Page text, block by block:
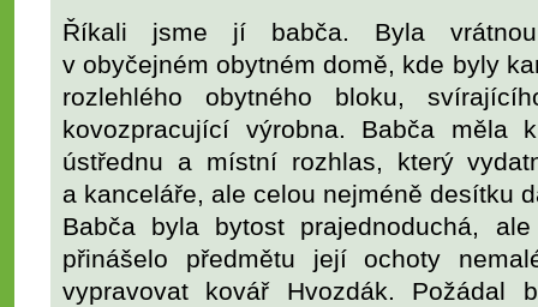
Říkali jsme jí babča. Byla
v obyčejném obytném domě, kde byly
rozlehlého obytného bloku,
kovozpracující výrobna. Babča měla
ústřednu a místní rozhlas, který
a kanceláře, ale celou nejméně desítku
Babča byla bytost prajednoduchá,
přinášelo předmětu její ochoty
vypravovat kovář Hvozdák. Požádal